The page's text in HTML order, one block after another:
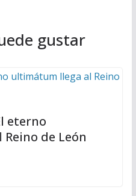
gustar
eterno
de León